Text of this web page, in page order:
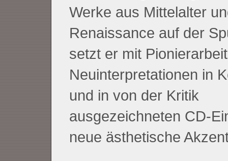
Werke aus Mittelalter
Renaissance auf der
setzt er mit
Neuinterpretationen in
und in von der Kritik
ausgezeichneten CD-
neue ästhetische